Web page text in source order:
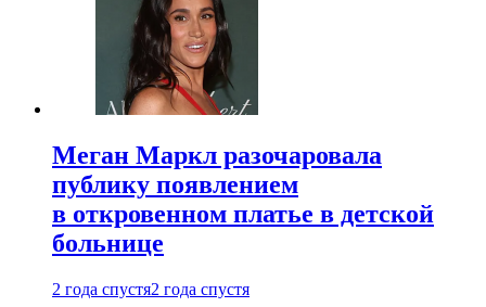
Меган Маркл разочаровала
публику появлением
в откровенном платье в детской
больнице
2 года спустя2 года спустя